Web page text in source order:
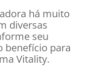
há muito
diversas
seu
benefício para
Vitality.